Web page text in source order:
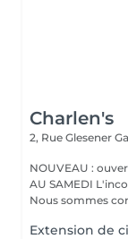
Charlen's
2, Rue Glesener
NOUVEAU :
AU SAMEDI L'incontournable institut de beauté à Luxembourg.
Nous sommes
Extension de